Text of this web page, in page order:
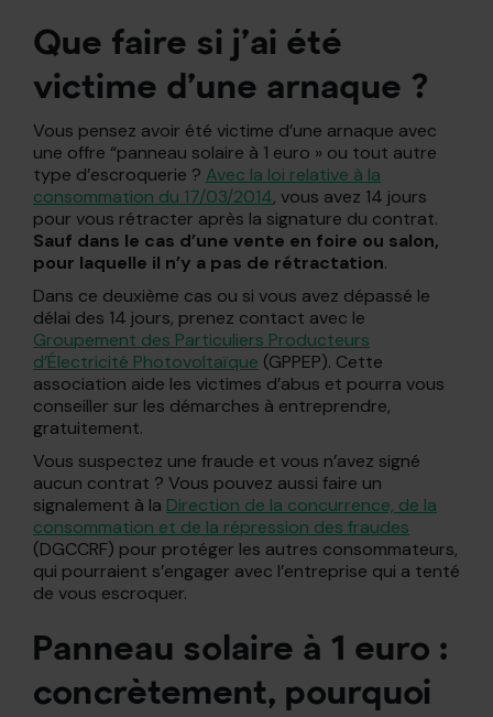
Que faire si j’ai été
victime d’une arnaque ?
Vous pensez avoir été victime d’une arnaque avec
une offre “panneau solaire à 1 euro » ou tout autre
type d’escroquerie ? Avec la loi relative à la
consommation du 17/03/2014, vous avez 14 jours
pour vous rétracter après la signature du contrat.
Sauf dans le cas d’une vente en foire ou salon,
pour laquelle il n’y a pas de rétractation.
Dans ce deuxième cas ou si vous avez dépassé le
délai des 14 jours, prenez contact avec le
Groupement des Particuliers Producteurs
d’Électricité Photovoltaïque (GPPEP). Cette
association aide les victimes d’abus et pourra vous
conseiller sur les démarches à entreprendre,
gratuitement.
Vous suspectez une fraude et vous n’avez signé
aucun contrat ? Vous pouvez aussi faire un
signalement à la Direction de la concurrence, de la
consommation et de la répression des fraudes
(DGCCRF) pour protéger les autres consommateurs,
qui pourraient s’engager avec l’entreprise qui a tenté
de vous escroquer.
Panneau solaire à 1 euro :
concrètement, pourquoi